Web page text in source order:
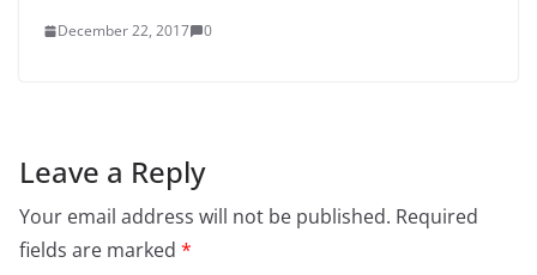
December 22, 2017 0
Leave a Reply
Your email address will not be published. Required
fields are marked *